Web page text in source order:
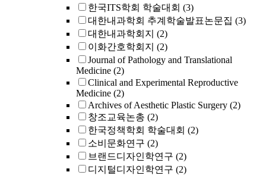
한국ITS학회 학술대회 (3)
대한내과학회 추계학술발표논문집 (3)
대한내과학회지 (2)
이화간호학회지 (2)
Journal of Pathology and Translational
Medicine (2)
Clinical and Experimental Reproductive
Medicine (2)
Archives of Aesthetic Plastic Surgery (2)
창조교육논총 (2)
한국정책학회 학술대회 (2)
소비문화연구 (2)
브랜드디자인학연구 (2)
디지털디자인학연구 (2)